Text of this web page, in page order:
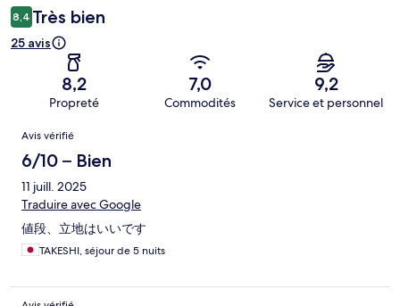
8,4 Très bien
25 avis
8,2
Propreté
7,0
Commodités
9,2
Service et personnel
Avis
Avis vérifié
6/10 – Bien
11 juill. 2025
Traduire avec Google
値段、立地はいいです
TAKESHI, séjour de 5 nuits